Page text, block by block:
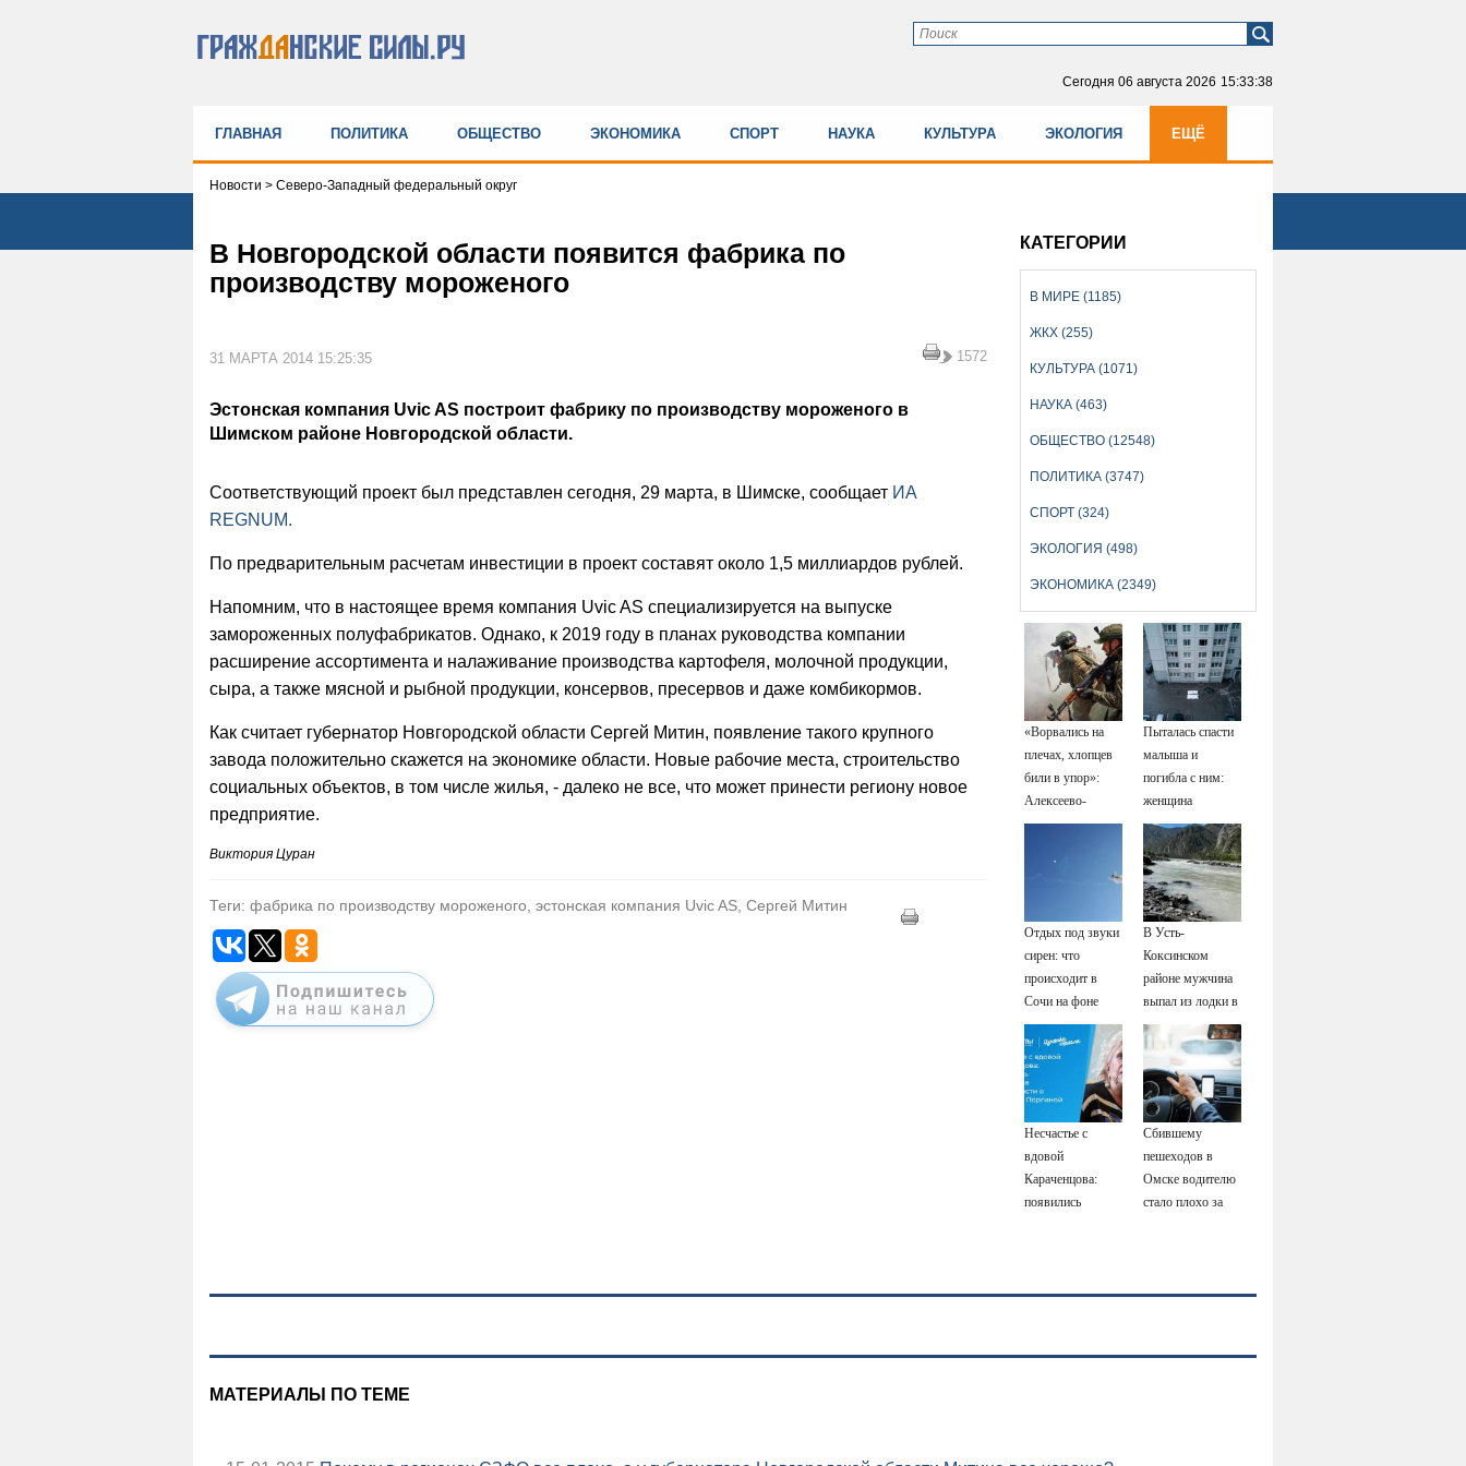
Сегодня 06 августа 2026 15:33:38
ГЛАВНАЯ ПОЛИТИКА ОБЩЕСТВО ЭКОНОМИКА СПОРТ НАУКА КУЛЬТУРА ЭКОЛОГИЯ ЕЩЁ
Новости > Северо-Западный федеральный округ
В Новгородской области появится фабрика по
производству мороженого
31 МАРТА 2014 15:25:35 1572
Эстонская компания Uvic AS построит фабрику по производству мороженого в
Шимском районе Новгородской области.
Соответствующий проект был представлен сегодня, 29 марта, в Шимске, сообщает ИА
REGNUM.
По предварительным расчетам инвестиции в проект составят около 1,5 миллиардов рублей.
Напомним, что в настоящее время компания Uvic AS специализируется на выпуске
замороженных полуфабрикатов. Однако, к 2019 году в планах руководства компании
расширение ассортимента и налаживание производства картофеля, молочной продукции,
сыра, а также мясной и рыбной продукции, консервов, пресервов и даже комбикормов.
Как считает губернатор Новгородской области Сергей Митин, появление такого крупного
завода положительно скажется на экономике области. Новые рабочие места, строительство
социальных объектов, в том числе жилья, - далеко не все, что может принести региону новое
предприятие.
Виктория Цуран
Теги: фабрика по производству мороженого, эстонская компания Uvic AS, Сергей Митин
КАТЕГОРИИ
В МИРЕ (1185)
ЖКХ (255)
КУЛЬТУРА (1071)
НАУКА (463)
ОБЩЕСТВО (12548)
ПОЛИТИКА (3747)
СПОРТ (324)
ЭКОЛОГИЯ (498)
ЭКОНОМИКА (2349)
«Ворвались на
плечах, хлопцев
били в упор»:
Алексеево-
Дружковка стала
Пыталась спасти
малыша и
погибла с ним:
женщина
разбилась
насмерть на
глазах у детей
06/08/2026 –
Новости
Отдых под звуки
сирен: что
происходит в
Сочи на фоне
массированных
атак
беспилотников
В Усть-
Коксинском
районе мужчина
выпал из лодки в
Катунь и пропал
Несчастье с
вдовой
Караченцова:
появились
Поргиной
Сбившему
пешеходов в
Омске водителю
стало плохо за
МАТЕРИАЛЫ ПО ТЕМЕ